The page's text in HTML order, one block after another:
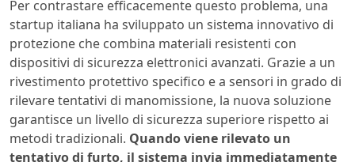
Per contrastare efficacemente questo problema, una
startup italiana ha sviluppato un sistema innovativo di
protezione che combina materiali resistenti con
dispositivi di sicurezza elettronici avanzati. Grazie a un
rivestimento protettivo specifico e a sensori in grado di
rilevare tentativi di manomissione, la nuova soluzione
garantisce un livello di sicurezza superiore rispetto ai
metodi tradizionali. Quando viene rilevato un
tentativo di furto, il sistema invia immediatamente